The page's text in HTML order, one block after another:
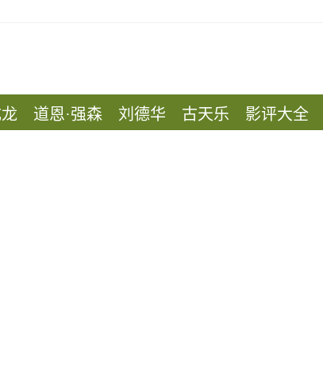
道恩·强森 刘德华 古天乐 影评大全